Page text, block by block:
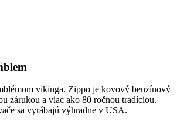
vikinga. Zippo je kovový benzínový
zárukou a viac ako 80 ročnou tradíciou.
sa vyrábajú výhradne v USA.